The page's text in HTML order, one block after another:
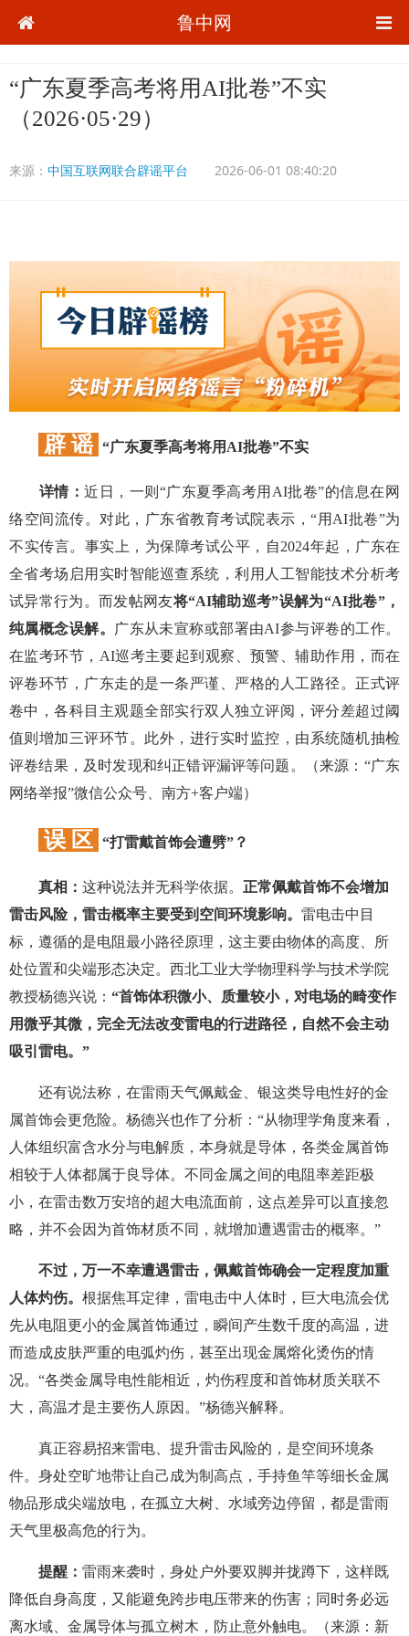
鲁中网
“广东夏季高考将用AI批卷”不实
（2026·05·29）
来源： 中国互联网联合辟谣平台 2026-06-01 08:40:20
辟 谣 “广东夏季高考将用AI批卷”不实
详情：近日，一则“广东夏季高考用AI批卷”的信息在网
络空间流传。对此，广东省教育考试院表示，“用AI批卷”为
不实传言。事实上，为保障考试公平，自2024年起，广东在
全省考场启用实时智能巡查系统，利用人工智能技术分析考
试异常行为。而发帖网友将“AI辅助巡考”误解为“AI批卷”，
纯属概念误解。
广东从未宣称或部署由AI参与评卷的工作。
在监考环节，AI巡考主要起到观察、预警、辅助作用，而在
评卷环节，广东走的是一条严谨、严格的人工路径。正式评
卷中，各科目主观题全部实行双人独立评阅，评分差超过阈
值则增加三评环节。此外，进行实时监控，由系统随机抽检
评卷结果，及时发现和纠正错评漏评等问题。（来源：“广东
网络举报”微信公众号、南方+客户端）
误 区 “打雷戴首饰会遭劈”？
真相： 这种说法并无科学依据。 正常佩戴首饰不会增加
雷击风险，雷击概率主要受到空间环境影响。 雷电击中目
标，遵循的是电阻最小路径原理，这主要由物体的高度、所
处位置和尖端形态决定。西北工业大学物理科学与技术学院
教授杨德兴说： “首饰体积微小、质量较小，对电场的畸变作
用微乎其微，完全无法改变雷电的行进路径，自然不会主动
吸引雷电。”
还有说法称，在雷雨天气佩戴金、银这类导电性好的金
属首饰会更危险。杨德兴也作了分析：“从物理学角度来看，
人体组织富含水分与电解质，本身就是导体，各类金属首饰
相较于人体都属于良导体。不同金属之间的电阻率差距极
小，在雷击数万安培的超大电流面前，这点差异可以直接忽
略，并不会因为首饰材质不同，就增加遭遇雷击的概率。”
不过，万一不幸遭遇雷击，佩戴首饰确会一定程度加重
人体灼伤。 根据焦耳定律，雷电击中人体时，巨大电流会优
先从电阻更小的金属首饰通过，瞬间产生数千度的高温，进
而造成皮肤严重的电弧灼伤，甚至出现金属熔化烫伤的情
况。“各类金属导电性能相近，灼伤程度和首饰材质关联不
大，高温才是主要伤人原因。”杨德兴解释。
真正容易招来雷电、提升雷击风险的，是空间环境条
件。身处空旷地带让自己成为制高点，手持鱼竿等细长金属
物品形成尖端放电，在孤立大树、水域旁边停留，都是雷雨
天气里极高危的行为。
提醒： 雷雨来袭时，身处户外要双脚并拢蹲下，这样既
降低自身高度，又能避免跨步电压带来的伤害；同时务必远
离水域、金属导体与孤立树木，防止意外触电。（来源：新